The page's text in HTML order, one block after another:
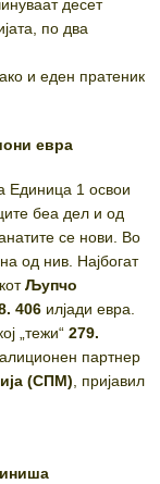
десет
по два
и еден пратеник
евра
Единица 1 освои
беа дел и од
се нови. Во
од нив. Најбогат
Љупчо
406 илјади евра.
„тежи“ 279.
партнер
(СПМ) , пријавил